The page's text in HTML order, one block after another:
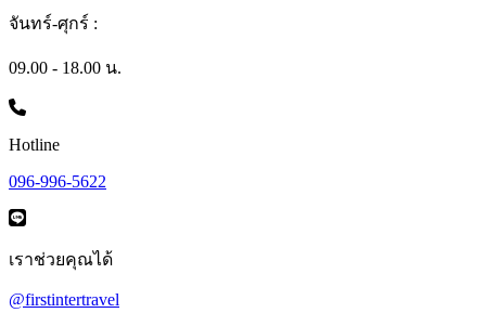
จันทร์-ศุกร์ :
09.00 - 18.00 น.
Hotline
096-996-5622
เราช่วยคุณได้
@firstintertravel